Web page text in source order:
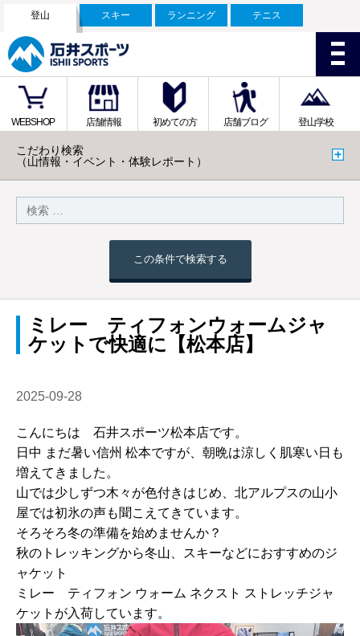
登山 スキー ランニング テニス
WEBSHOP 店舗情報 初めての方 店舗ブログ 登山学校
こだわり検索
（山情報・イベント・体験レポート）
この条件で検索する
ミレー ティフォンウォームジャ
ケットで快適に【松本店】
2025-09-28
こんにちは 石井スポーツ松本店です。
日中 まだ暑い信州 松本ですが、朝晩は涼しく肌寒い日も
増えてきました。
山では少しずつ木々が色付きはじめ、北アルプスの山小
屋では初氷の声も聞こえてきています。
そろそろ冬の準備を始めませんか？
秋のトレッキングから冬山、スキーなどにおすすめのジ
ャケット
ミレー ティフォン ウォーム ネクスト ストレッチジャ
ケットが入荷しています。